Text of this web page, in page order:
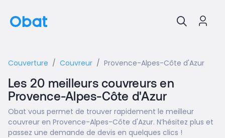
Couverture Couvreur Provence-Alpes-Côte d'Azur
Les 20 meilleurs couvreurs en
Provence-Alpes-Côte d'Azur
Obat vous permet de trouver rapidement le meilleur
couvreur en Provence-Alpes-Côte d'Azur. N’hésitez plus et
passez une demande de devis en quelques clics !